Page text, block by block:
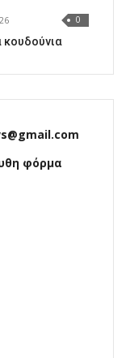
0
κουδούνια
φόρμα